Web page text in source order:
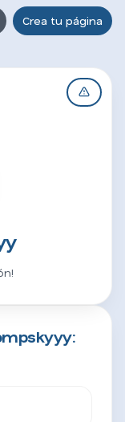
Crea tu página